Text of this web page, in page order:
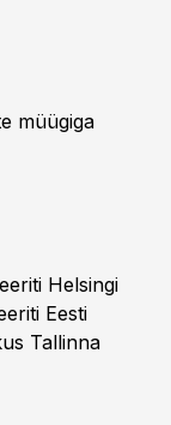
müügiga
Helsingi
Eesti
Tallinna